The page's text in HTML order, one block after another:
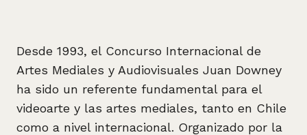
Desde 1993, el Concurso Internacional de
Artes Mediales y Audiovisuales Juan Downey
ha sido un referente fundamental para el
videoarte y las artes mediales, tanto en Chile
como a nivel internacional. Organizado por la